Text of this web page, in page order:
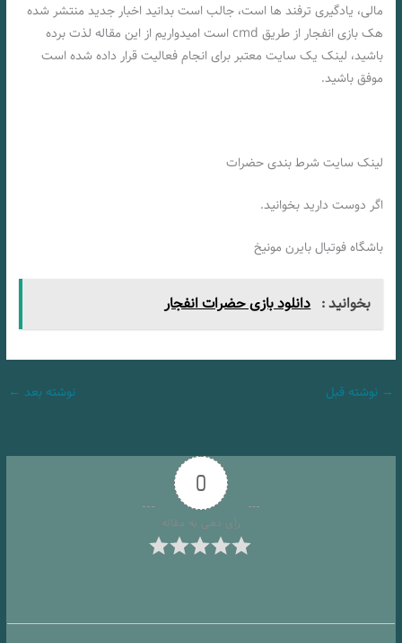
مالی، یادگیری ترفند ها است، جالب است بدانید اخبار جدید منتشر شده
هک بازی انفجار از طریق cmd است امیدواریم از این مقاله لذت برده
باشید، لینک یک سایت معتبر برای انجام فعالیت قرار داده شده است
موفق باشید.
لینک سایت شرط بندی حضرات
اگر دوست دارید بخوانید.
باشگاه فوتبال بایرن مونیخ
بخوانید : دانلود بازی حضرات انفجار
→ نوشته قبل نوشته بعد ←
0
رأی دهی به مقاله